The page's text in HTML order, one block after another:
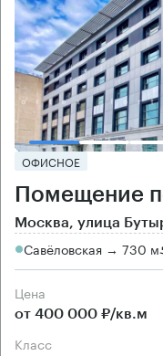
ОФИСНОЕ
Помещение
Москва, улица
Савёловская → 730 м
Цена
от 400 000 ₽/кв.м
класс